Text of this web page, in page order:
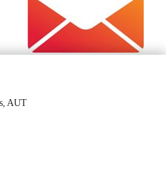
AUT